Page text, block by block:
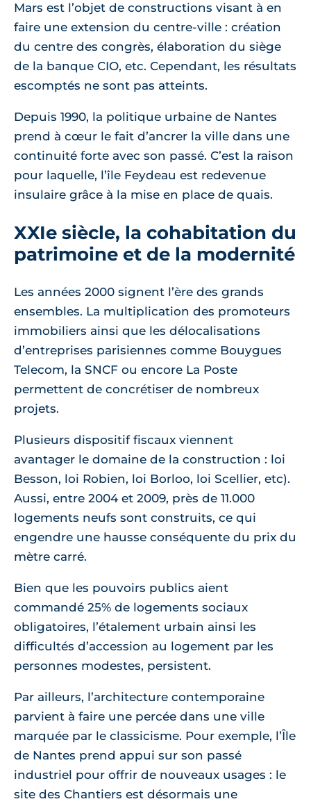
Mars est l’objet de constructions visant à en
faire une extension du centre-ville : création
du centre des congrès, élaboration du siège
de la banque CIO, etc. Cependant, les résultats
escomptés ne sont pas atteints.
Depuis 1990, la politique urbaine de Nantes
prend à cœur le fait d’ancrer la ville dans une
continuité forte avec son passé. C’est la raison
pour laquelle, l’île Feydeau est redevenue
insulaire grâce à la mise en place de quais.
XXIe siècle, la cohabitation du
patrimoine et de la modernité
Les années 2000 signent l’ère des grands
ensembles. La multiplication des promoteurs
immobiliers ainsi que les délocalisations
d’entreprises parisiennes comme Bouygues
Telecom, la SNCF ou encore La Poste
permettent de concrétiser de nombreux
projets.
Plusieurs dispositif fiscaux viennent
avantager le domaine de la construction : loi
Besson, loi Robien, loi Borloo, loi Scellier, etc).
Aussi, entre 2004 et 2009, près de 11.000
logements neufs sont construits, ce qui
engendre une hausse conséquente du prix du
mètre carré.
Bien que les pouvoirs publics aient
commandé 25% de logements sociaux
obligatoires, l’étalement urbain ainsi les
difficultés d’accession au logement par les
personnes modestes, persistent.
Par ailleurs, l’architecture contemporaine
parvient à faire une percée dans une ville
marquée par le classicisme. Pour exemple, l’Île
de Nantes prend appui sur son passé
industriel pour offrir de nouveaux usages : le
site des Chantiers est désormais une